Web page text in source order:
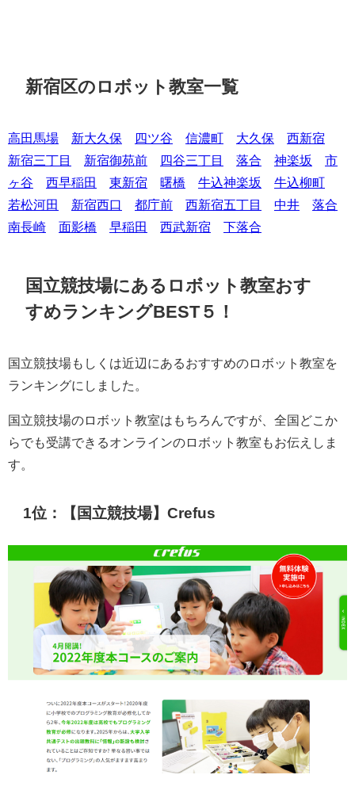
新宿区のロボット教室一覧
高田馬場 新大久保 四ツ谷 信濃町 大久保
西新宿
新宿三丁目
新宿御苑前 四谷三丁目 落合 神楽坂
市
ヶ谷
西早稲田 東新宿 曙橋 牛込神楽坂
牛込柳町
若松河田
新宿西口 都庁前 西新宿五丁目 中井
落合
南長崎
面影橋 早稲田 西武新宿 下落合
国立競技場にあるロボット教室おす
すめランキングBEST５！
国立競技場もしくは近辺にあるおすすめのロボット教室を
ランキングにしました。
国立競技場のロボット教室はもちろんですが、全国どこか
らでも受講できるオンラインのロボット教室もお伝えしま
す。
1位：【国立競技場】Crefus